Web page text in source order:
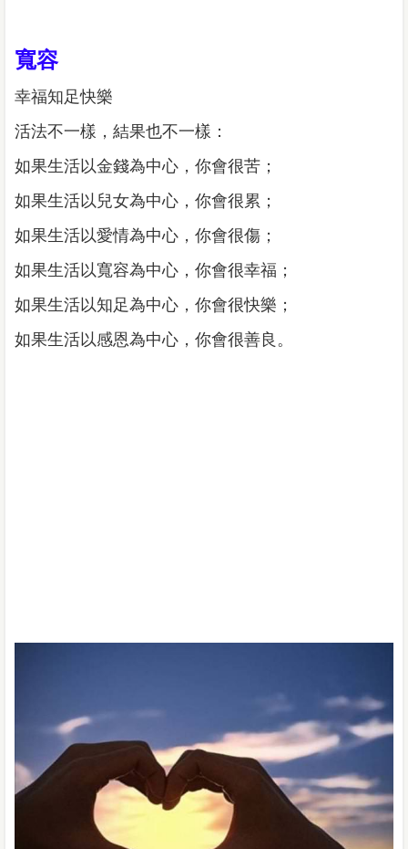
寬容
幸福知足快樂
活法不一樣，結果也不一樣：
如果生活以金錢為中心，你會很苦；
如果生活以兒女為中心，你會很累；
如果生活以愛情為中心，你會很傷；
如果生活以寬容為中心，你會很幸福；
如果生活以知足為中心，你會很快樂；
如果生活以感恩為中心，你會很善良。